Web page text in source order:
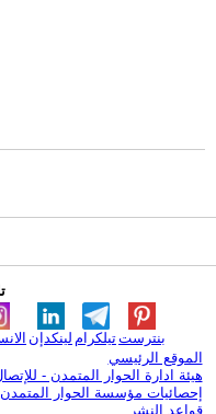
لينكدإن تيلكرامبنترست
الموقع الرئيسي
هيئة ادارة الحوار المتمدن -
إحصائيات مؤسسة الحوار المتمدن
قواعد النشر